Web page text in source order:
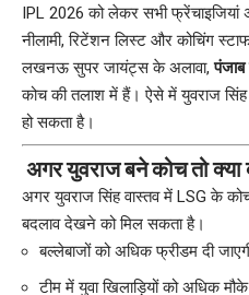
IPL 2026 को लेकर सभी फ्रेंचाइजियां
नीलामी, रिटेंशन लिस्ट और कोचिंग
लखनऊ सुपर जायंट्स के अलावा,पंजाब
कोच की तलाश में हैं। ऐसे में युवराज सिंह
हो सकता है।
अगर युवराज बने कोच तो क्या
अगर युवराज सिंह वास्तव में LSG के
बदलाव देखने को मिल सकता है।
बल्लेबाजों को अधिक फ्रीडम दी
टीम में युवा खिलाड़ियों को अधिक